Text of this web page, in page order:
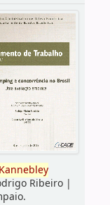
Kannebley
Ribeiro|